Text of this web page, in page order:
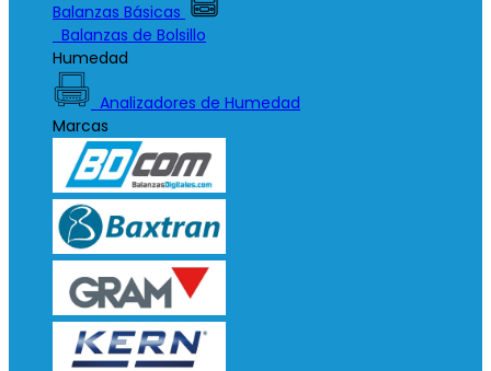
Balanzas Básicas
Balanzas de Bolsillo
Humedad
Analizadores de Humedad
Marcas